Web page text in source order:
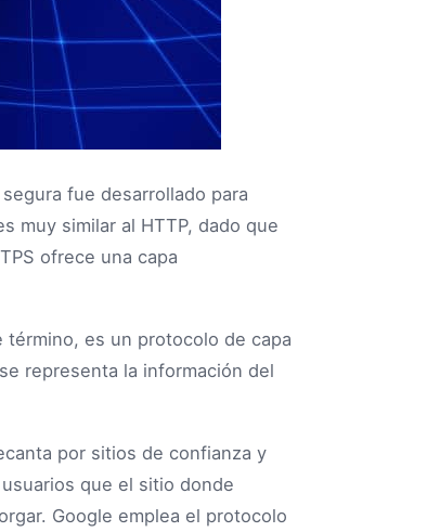
fue desarrollado para
muy similar al HTTP, dado que
ofrece una capa
término, es un protocolo de capa
representa la información del
por sitios de confianza y
que el sitio donde
Google emplea el protocolo